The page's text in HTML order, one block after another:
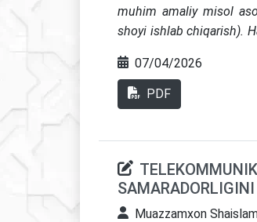
muhim amaliy misol
shoyi ishlab chiqarish).
iqtisodiyot va eksport
qabul qilishda chiziqli
07/04/2026
PDF
Muazzamxon